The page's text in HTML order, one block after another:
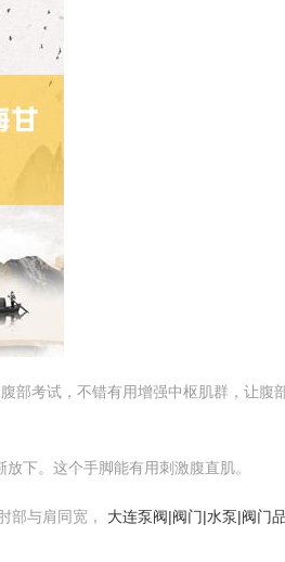
部考试，不错有用增强中枢肌群，让腹
下。这个手脚能有用刺激腹直肌。
肘部与肩同宽， 大连泵阀|阀门|水泵|阀门